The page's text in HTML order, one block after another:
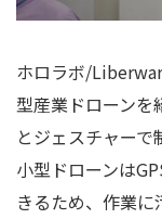
ホロラボ/
型産業ドローンを
とジェスチャー
小型ドローンは
きるため、作業